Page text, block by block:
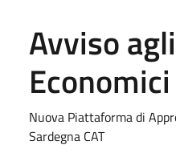
Avviso
Economici
Nuova Piattaforma di
Sardegna CAT